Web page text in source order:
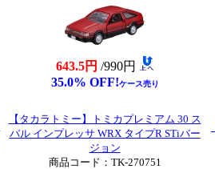
643.5円 /990円
35.0% OFF!ケース売り
【タカラトミー】トミカプレミアム 30 ス
バル インプレッサ WRX タイプR STiバー
ジョン
商品コード：TK-270751